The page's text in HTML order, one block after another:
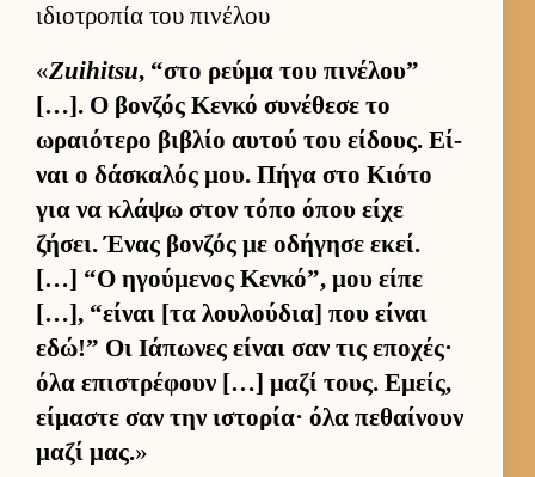
ιδιοτροπία του πινέλου
«Zuihitsu, “στο ρεύμα του πινέλου”
[…]. Ο βον­ζός Κενκό συνέθεσε το
ωραιότερο βιβλίο αυ­τού του εί­δους. Εί­
ναι ο δάσκαλός μου. Πήγα στο Κιότο
για να κλάψω στον τόπο όπου είχε
ζήσει. Ένας βον­ζός με οδήγησε εκεί.
[…] “Ο ηγού­μενος Κεν­κό”, μου είπε
[…], “εί­ναι [τα λου­λού­δια] που εί­ναι
εδώ!” Οι Ιάπωνες εί­ναι σαν τις εποχές·
όλα επιστρέφουν […] μαζί τους. Εμείς,
εί­μαστε σαν την ιστορία· όλα πεθαί­νουν
μαζί μας.»